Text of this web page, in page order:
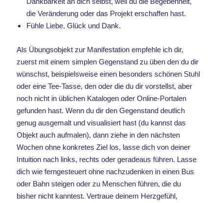
die Veränderung oder das Projekt erschaffen hast.
Fühle Liebe, Glück und Dank.
Als Übungsobjekt zur Manifestation empfehle ich dir,
zuerst mit einem simplen Gegenstand zu üben den du dir
wünschst, beispielsweise einen besonders schönen Stuhl
oder eine Tee-Tasse, den oder die du dir vorstellst, aber
noch nicht in üblichen Katalogen oder Online-Portalen
gefunden hast. Wenn du dir den Gegenstand deutlich
genug ausgemalt und visualisiert hast (du kannst das
Objekt auch aufmalen), dann ziehe in den nächsten
Wochen ohne konkretes Ziel los, lasse dich von deiner
Intuition nach links, rechts oder geradeaus führen. Lasse
dich wie ferngesteuert ohne nachzudenken in einen Bus
oder Bahn steigen oder zu Menschen führen, die du
bisher nicht kanntest. Vertraue deinem Herzgefühl,